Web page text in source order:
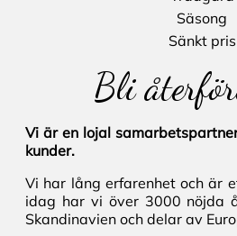
Säsong
Sänkt pris
Bli
Vi är en lojal
kunder.
Vi har lång erfarenhet och är
idag har vi över 3000 nöjda
Skandinavien och delar av